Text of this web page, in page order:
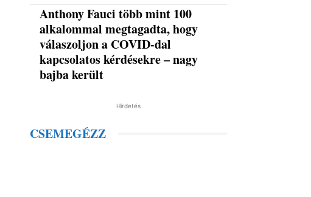
Anthony Fauci több mint 100
alkalommal megtagadta, hogy
válaszoljon a COVID-dal
kapcsolatos kérdésekre – nagy
bajba került
Hirdetés
CSEMEGÉZZ